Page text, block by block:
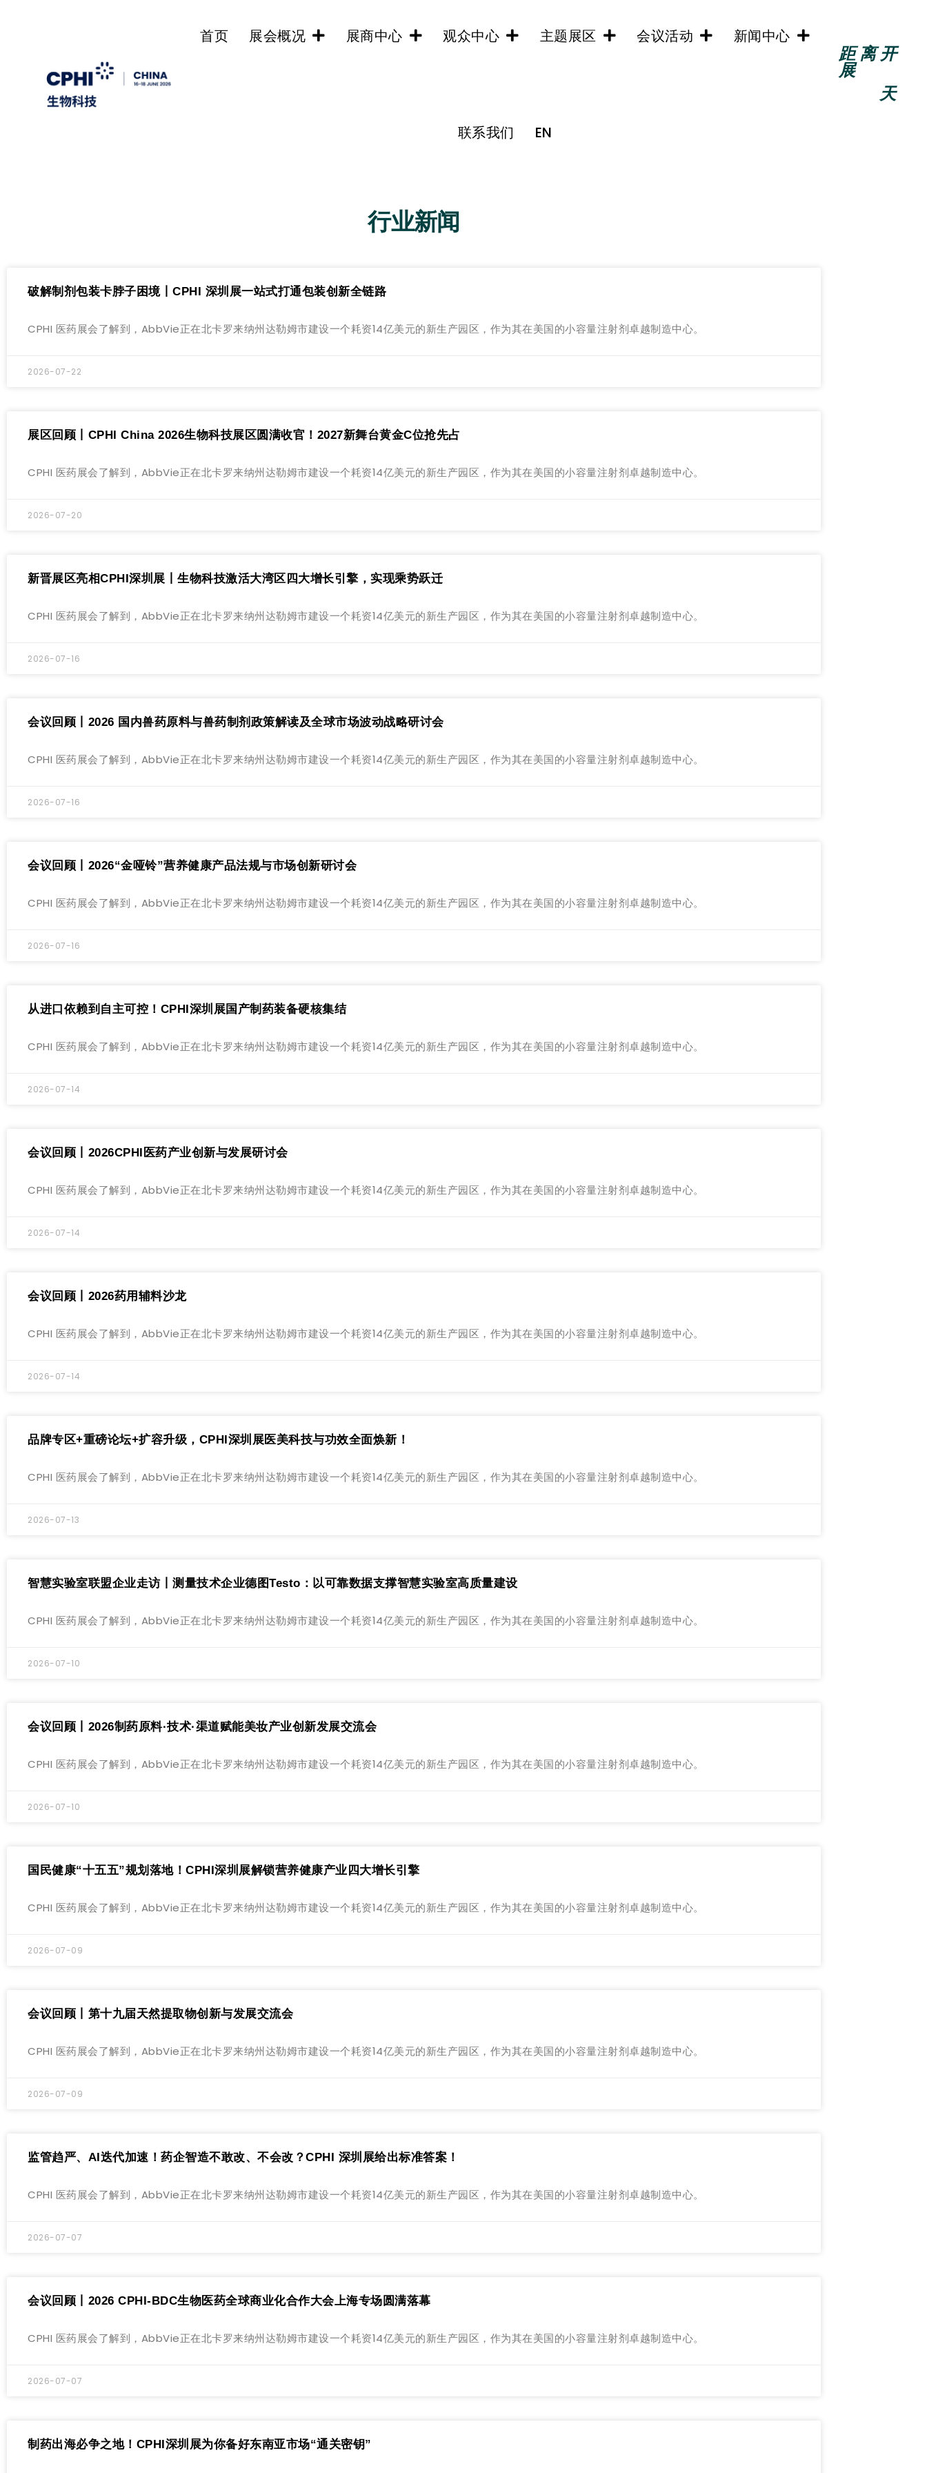
首页 展会概况 展商中心 观众中心 主题展区 会议活动 新闻中心
联系我们 EN
距离开
展
天
行业新闻
破解制剂包装卡脖子困境丨CPHI 深圳展一站式打通包装创新全链路
CPHI 医药展会了解到，AbbVie正在北卡罗来纳州达勒姆市建设一个耗资14亿美元的新生产园区，作为其在美国的小容量注射剂卓越制造中心。
2026-07-22
展区回顾丨CPHI China 2026生物科技展区圆满收官！2027新舞台黄金C位抢先占
CPHI 医药展会了解到，AbbVie正在北卡罗来纳州达勒姆市建设一个耗资14亿美元的新生产园区，作为其在美国的小容量注射剂卓越制造中心。
2026-07-20
新晋展区亮相CPHI深圳展丨生物科技激活大湾区四大增长引擎，实现乘势跃迁
CPHI 医药展会了解到，AbbVie正在北卡罗来纳州达勒姆市建设一个耗资14亿美元的新生产园区，作为其在美国的小容量注射剂卓越制造中心。
2026-07-16
会议回顾丨2026 国内兽药原料与兽药制剂政策解读及全球市场波动战略研讨会
CPHI 医药展会了解到，AbbVie正在北卡罗来纳州达勒姆市建设一个耗资14亿美元的新生产园区，作为其在美国的小容量注射剂卓越制造中心。
2026-07-16
会议回顾丨2026“金哑铃”营养健康产品法规与市场创新研讨会
CPHI 医药展会了解到，AbbVie正在北卡罗来纳州达勒姆市建设一个耗资14亿美元的新生产园区，作为其在美国的小容量注射剂卓越制造中心。
2026-07-16
从进口依赖到自主可控！CPHI深圳展国产制药装备硬核集结
CPHI 医药展会了解到，AbbVie正在北卡罗来纳州达勒姆市建设一个耗资14亿美元的新生产园区，作为其在美国的小容量注射剂卓越制造中心。
2026-07-14
会议回顾丨2026CPHI医药产业创新与发展研讨会
CPHI 医药展会了解到，AbbVie正在北卡罗来纳州达勒姆市建设一个耗资14亿美元的新生产园区，作为其在美国的小容量注射剂卓越制造中心。
2026-07-14
会议回顾丨2026药用辅料沙龙
CPHI 医药展会了解到，AbbVie正在北卡罗来纳州达勒姆市建设一个耗资14亿美元的新生产园区，作为其在美国的小容量注射剂卓越制造中心。
2026-07-14
品牌专区+重磅论坛+扩容升级，CPHI深圳展医美科技与功效全面焕新！
CPHI 医药展会了解到，AbbVie正在北卡罗来纳州达勒姆市建设一个耗资14亿美元的新生产园区，作为其在美国的小容量注射剂卓越制造中心。
2026-07-13
智慧实验室联盟企业走访丨测量技术企业德图Testo：以可靠数据支撑智慧实验室高质量建设
CPHI 医药展会了解到，AbbVie正在北卡罗来纳州达勒姆市建设一个耗资14亿美元的新生产园区，作为其在美国的小容量注射剂卓越制造中心。
2026-07-10
会议回顾丨2026制药原料·技术·渠道赋能美妆产业创新发展交流会
CPHI 医药展会了解到，AbbVie正在北卡罗来纳州达勒姆市建设一个耗资14亿美元的新生产园区，作为其在美国的小容量注射剂卓越制造中心。
2026-07-10
国民健康“十五五”规划落地！CPHI深圳展解锁营养健康产业四大增长引擎
CPHI 医药展会了解到，AbbVie正在北卡罗来纳州达勒姆市建设一个耗资14亿美元的新生产园区，作为其在美国的小容量注射剂卓越制造中心。
2026-07-09
会议回顾丨第十九届天然提取物创新与发展交流会
CPHI 医药展会了解到，AbbVie正在北卡罗来纳州达勒姆市建设一个耗资14亿美元的新生产园区，作为其在美国的小容量注射剂卓越制造中心。
2026-07-09
监管趋严、AI迭代加速！药企智造不敢改、不会改？CPHI 深圳展给出标准答案！
CPHI 医药展会了解到，AbbVie正在北卡罗来纳州达勒姆市建设一个耗资14亿美元的新生产园区，作为其在美国的小容量注射剂卓越制造中心。
2026-07-07
会议回顾丨2026 CPHI-BDC生物医药全球商业化合作大会上海专场圆满落幕
CPHI 医药展会了解到，AbbVie正在北卡罗来纳州达勒姆市建设一个耗资14亿美元的新生产园区，作为其在美国的小容量注射剂卓越制造中心。
2026-07-07
制药出海必争之地！CPHI深圳展为你备好东南亚市场“通关密钥”